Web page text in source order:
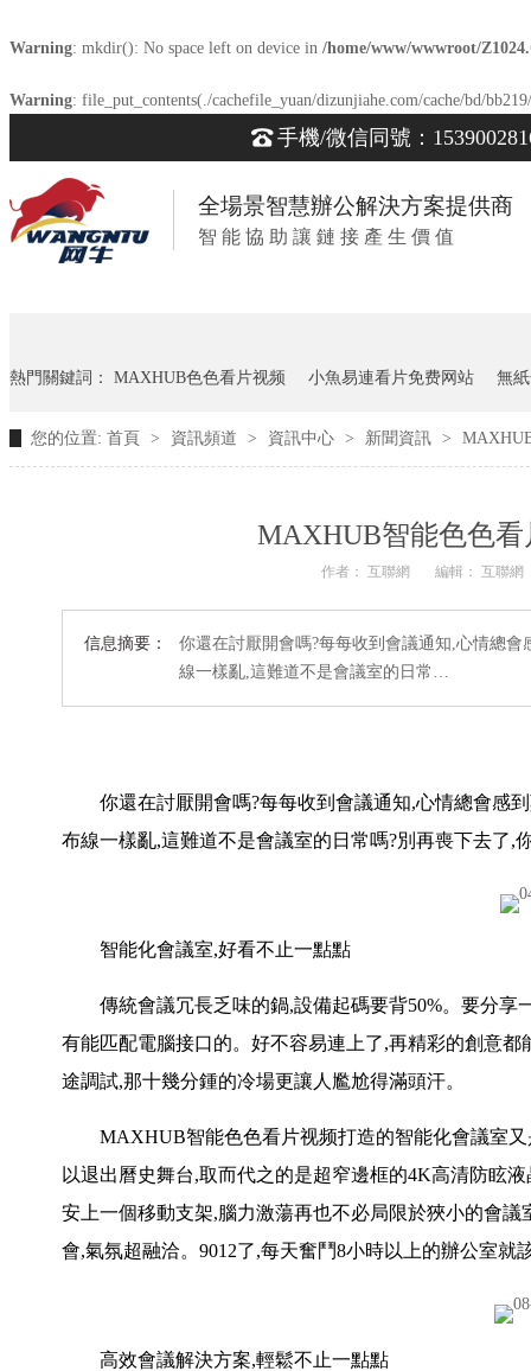
Warning: mkdir(): No space left on device in /home/www/wwwroot/
Warning: file_put_contents(./cachefile_yuan/dizunjiahe.com/cache/bd/
手機/微信同號：
全場景智慧辦公解決方案提供商
智 能 協 助 讓 鏈 接 產 生 價 值
熱門關鍵詞： MAXHUB色色看片视频 小魚易連看片免费网站 無
您的位置: 首頁 > 資訊頻道 > 資訊中心 > 新聞資訊 >
MAXHUB智能色色
作者： 互聯網 編輯： 互聯網
信息摘要：
你還在討厭開會嗎?每每收到會議通知,心情總
線一樣亂,這難道不是會議室的日常…
你還在討厭開會嗎?每每收到會議通知,心情總會感到
布線一樣亂,這難道不是會議室的日常嗎?別再喪下去了,
智能化會議室,好看不止一點點
傳統會議冗長乏味的鍋,設備起碼要背50%。要分享
有能匹配電腦接口的。好不容易連上了,再精彩的創意
途調試,那十幾分鍾的冷場更讓人尷尬得滿頭汗。
MAXHUB智能色色看片视频打造的智能化會議室又
以退出曆史舞台,取而代之的是超窄邊框的4K高清防眩
安上一個移動支架,腦力激蕩再也不必局限於狹小的會
會,氣氛超融洽。9012了,每天奮鬥8小時以上的辦公室就
高效會議解決方案,輕鬆不止一點點